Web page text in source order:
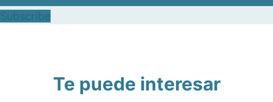
Te puede interesar